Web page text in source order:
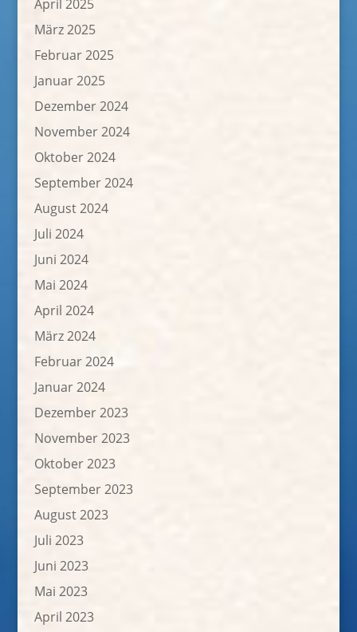
April 2025
März 2025
Februar 2025
Januar 2025
Dezember 2024
November 2024
Oktober 2024
September 2024
August 2024
Juli 2024
Juni 2024
Mai 2024
April 2024
März 2024
Februar 2024
Januar 2024
Dezember 2023
November 2023
Oktober 2023
September 2023
August 2023
Juli 2023
Juni 2023
Mai 2023
April 2023